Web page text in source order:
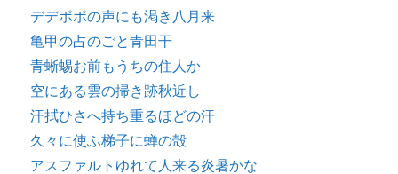
デデポポの声にも渇き八月来
亀甲の占のごと青田干
青蜥蜴お前もうちの住人か
空にある雲の掃き跡秋近し
汗拭ひさへ持ち重るほどの汗
久々に使ふ梯子に蝉の殻
アスファルトゆれて人来る炎暑かな